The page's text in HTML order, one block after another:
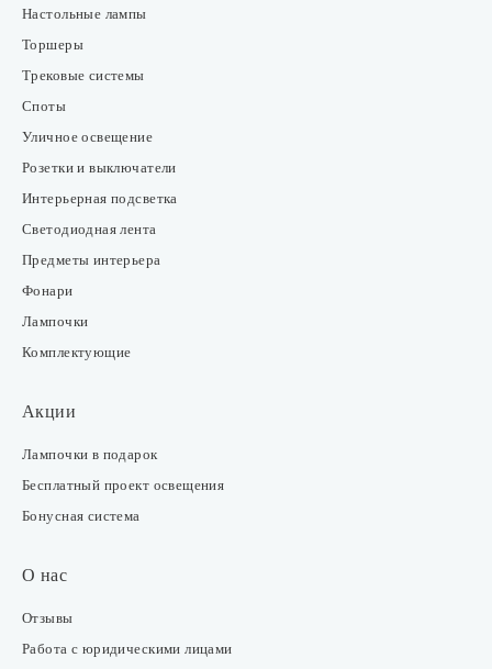
Настольные лампы
Торшеры
Трековые системы
Споты
Уличное освещение
Розетки и выключатели
Интерьерная подсветка
Светодиодная лента
Предметы интерьера
Фонари
Лампочки
Комплектующие
Акции
Лампочки в подарок
Бесплатный проект освещения
Бонусная система
О нас
Отзывы
Работа с юридическими лицами